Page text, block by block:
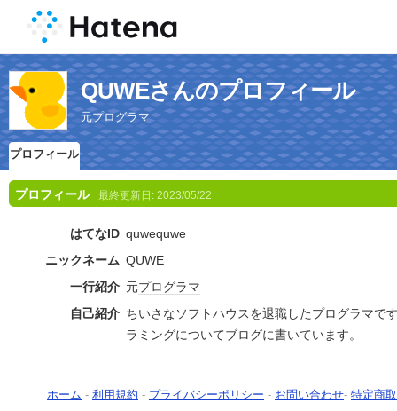
QUWEさんのプロフィール
元プログラマ
プロフィール
プロフィール 最終更新日: 2023/05/22
はてなID quwequwe
ニックネーム QUWE
一行紹介 元プログラマ
自己紹介 ちいさなソフトハウスを退職したプログラマで
ラミングについてブログに書いています。
ホーム - 利用規約 - プライバシーポリシー - お問い合わせ- 特定商